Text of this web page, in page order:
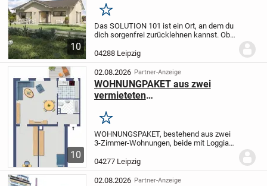
10
Merken
Das SOLUTION 101 ist ein Ort, an dem du
dich sorgenfrei zurücklehnen kannst. Ob
Bauhausstil oder als eleganter Städter -
der clever geplante Bungalow ist ein...
04288 Leipzig
10
02.08.2026 Partner-Anzeige
WOHNUNGPAKET aus zwei
vermieteten
*SOMMERAKTION: Erstattung
Notargebühren
Merken
WOHNUNGSPAKET, bestehend aus zwei
3-Zimmer-Wohnungen, beide mit Loggia,
Hochparterre, die andere im ersten
Obergeschoss des Mehrfamilienhauses
Leipzig, Bernhard-Göri...
04277 Leipzig
02.08.2026 Partner-Anzeige